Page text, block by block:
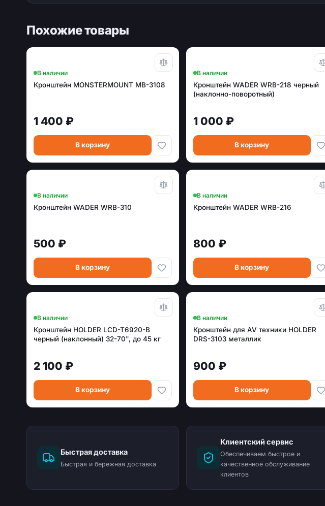
Похожие товары
В наличии
Кронштейн MONSTERMOUNT MB-3108
1 400 ₽
В корзину
В наличии
Кронштейн WADER WRB-218 черный
(наклонно-поворотный)
1 000 ₽
В корзину
В наличии
Кронштейн WADER WRB-310
500 ₽
В корзину
В наличии
Кронштейн WADER WRB-216
800 ₽
В корзину
В наличии
Кронштейн HOLDER LCD-T6920-B
черный (наклонный) 32-70", до 45 кг
2 100 ₽
В корзину
В наличии
Кронштейн для AV техники HOLDER
DRS-3103 металлик
900 ₽
В корзину
Быстрая доставка
Быстрая и бережная доставка
Клиентский сервис
Обеспечиваем быстрое и
качественное обслуживание
клиентов